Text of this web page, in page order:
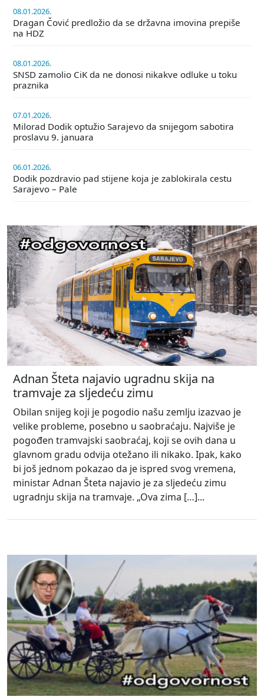
08.01.2026.
Dragan Čović predložio da se državna imovina prepiše
na HDZ
08.01.2026.
SNSD zamolio CiK da ne donosi nikakve odluke u toku
praznika
07.01.2026.
Milorad Dodik optužio Sarajevo da snijegom sabotira
proslavu 9. januara
06.01.2026.
Dodik pozdravio pad stijene koja je zablokirala cestu
Sarajevo – Pale
Adnan Šteta najavio ugradnu skija na
tramvaje za sljedeću zimu
Obilan snijeg koji je pogodio našu zemlju izazvao je
velike probleme, posebno u saobraćaju. Najviše je
pogođen tramvajski saobraćaj, koji se ovih dana u
glavnom gradu odvija otežano ili nikako. Ipak, kako
bi još jednom pokazao da je ispred svog vremena,
ministar Adnan Šteta najavio je za sljedeću zimu
ugradnju skija na tramvaje. „Ova zima […]...